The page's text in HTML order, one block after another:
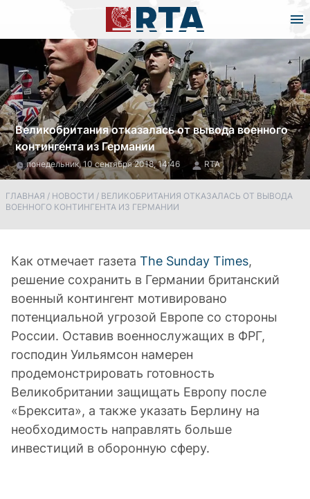
Великобритания отказалась от вывода военного
контингента из Германии
понедельник, 10 сентября 2018, 14:46 RTA
ГЛАВНАЯ / НОВОСТИ / ВЕЛИКОБРИТАНИЯ ОТКАЗАЛАСЬ ОТ ВЫВОДА
ВОЕННОГО КОНТИНГЕНТА ИЗ ГЕРМАНИИ
Как отмечает газета The Sunday Times,
решение сохранить в Германии британский
военный контингент мотивировано
потенциальной угрозой Европе со стороны
России. Оставив военнослужащих в ФРГ,
господин Уильямсон намерен
продемонстрировать готовность
Великобритании защищать Европу после
«Брексита», а также указать Берлину на
необходимость направлять больше
инвестиций в оборонную сферу.